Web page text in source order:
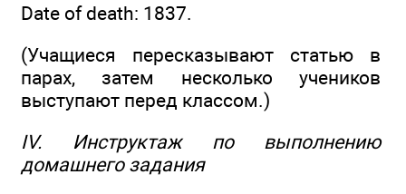
Date of death: 1837.
(Учащиеся пересказывают статью в
парах, затем несколько учеников
выступают перед классом.)
IV. Инструктаж по выполнению
домашнего задания